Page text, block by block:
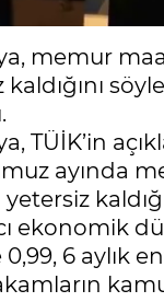
memur
ayında
yetersiz
ekonomik
6 aylık
kamu